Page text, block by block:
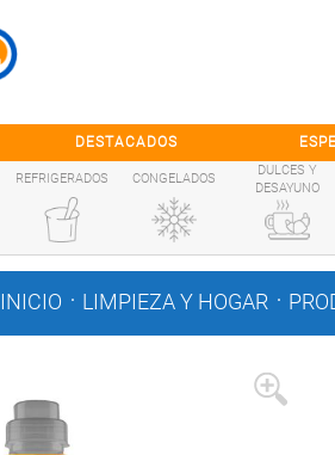
DESTACADOS
REFRIGERADOS CONGELADOS
DULCES Y
DESAYUNO
INICIO . LIMPIEZA Y HOGAR .